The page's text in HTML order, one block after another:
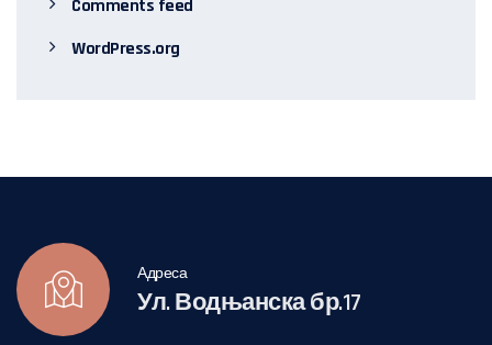
Comments feed
WordPress.org
Адреса
Ул. Водњанска бр.17